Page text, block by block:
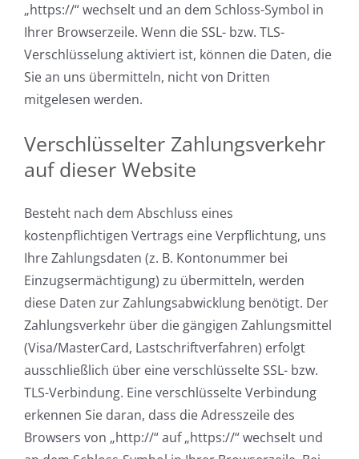
„https://“ wechselt und an dem Schloss-Symbol in
Ihrer Browserzeile. Wenn die SSL- bzw. TLS-
Verschlüsselung aktiviert ist, können die Daten, die
Sie an uns übermitteln, nicht von Dritten
mitgelesen werden.
Verschlüsselter Zahlungsverkehr
auf dieser Website
Besteht nach dem Abschluss eines
kostenpflichtigen Vertrags eine Verpflichtung, uns
Ihre Zahlungsdaten (z. B. Kontonummer bei
Einzugsermächtigung) zu übermitteln, werden
diese Daten zur Zahlungsabwicklung benötigt. Der
Zahlungsverkehr über die gängigen Zahlungsmittel
(Visa/MasterCard, Lastschriftverfahren) erfolgt
ausschließlich über eine verschlüsselte SSL- bzw.
TLS-Verbindung. Eine verschlüsselte Verbindung
erkennen Sie daran, dass die Adresszeile des
Browsers von „http://“ auf „https://“ wechselt und